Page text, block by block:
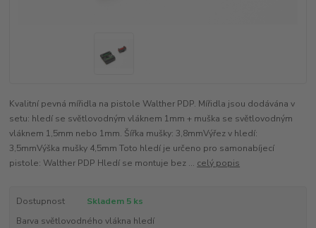
Kvalitní pevná mířidla na pistole Walther PDP. Mířidla jsou dodávána v
setu: hledí se světlovodným vláknem 1mm + muška se světlovodným
vláknem 1,5mm nebo 1mm. Šířka mušky: 3,8mmVýřez v hledí:
3,5mmVýška mušky 4,5mm Toto hledí je určeno pro samonabíjecí
pistole: Walther PDP Hledí se montuje bez ... celý popis
Dostupnost
Skladem 5 ks
Barva světlovodného vlákna hledí